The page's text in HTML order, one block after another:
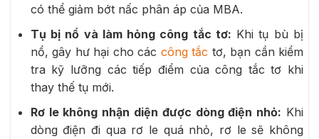
có thể giảm bớt nấc phân áp của MBA.
Tụ bị nổ và làm hỏng công tắc tơ: Khi tụ bù bị
nổ, gây hư hại cho các công tắc tơ, bạn cần kiểm
tra kỹ lưỡng các tiếp điểm của công tắc tơ khi
thay thế tụ mới.
Rơ le không nhận diện được dòng điện nhỏ: Khi
dòng điện đi qua rơ le quá nhỏ, rơ le sẽ không